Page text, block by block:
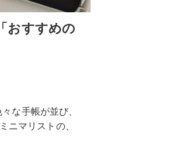
おすすめの
な手帳が並び、
ニマリストの、